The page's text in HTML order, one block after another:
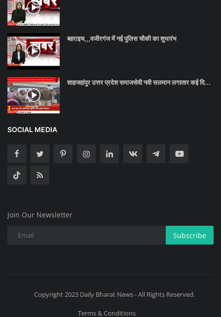
बहराइच,,,वजीरगंज में नई पुलिस चौकी का शुभारंभ
शाहजहांपुर उत्तर प्रदेश समाजसेवी नवी सलमान लगातार कई दि...
SOCIAL MEDIA
Join Our Newsletter
Subscribe
Copyright 2023 Daily Bharat News - All Rights Reserved.
Terms & Conditions